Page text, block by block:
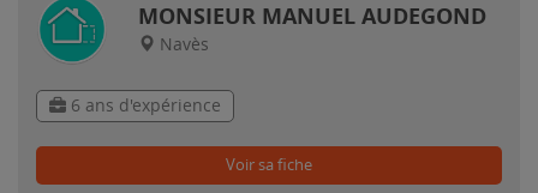
MONSIEUR MANUEL AUDEGOND
Navès
6 ans d'expérience
Voir sa fiche